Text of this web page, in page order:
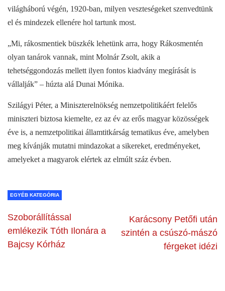
világháború végén, 1920-ban, milyen veszteségeket szenvedtünk
el és mindezek ellenére hol tartunk most.
„Mi, rákosmentiek büszkék lehetünk arra, hogy Rákosmentén
olyan tanárok vannak, mint Molnár Zsolt, akik a
tehetséggondozás mellett ilyen fontos kiadvány megírását is
vállalják” – húzta alá Dunai Mónika.
Szilágyi Péter, a Miniszterelnökség nemzetpolitikáért felelős
miniszteri biztosa kiemelte, ez az év az erős magyar közösségek
éve is, a nemzetpolitikai államtitkárság tematikus éve, amelyben
meg kívánják mutatni mindazokat a sikereket, eredményeket,
amelyeket a magyarok elértek az elmúlt száz évben.
EGYÉB KATEGÓRIA
Szoborállítással
emlékezik Tóth Ilonára a
Bajcsy Kórház
Karácsony Petőfi után
szintén a csúszó-mászó
férgeket idézi